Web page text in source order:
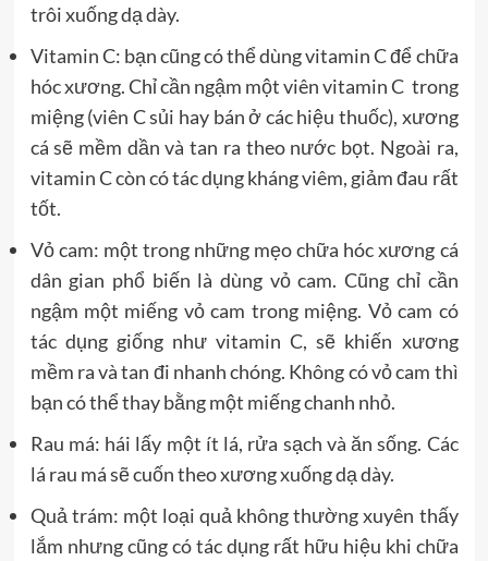
trôi xuống dạ dày.
Vitamin C: bạn cũng có thể dùng vitamin C để chữa
hóc xương. Chỉ cần ngậm một viên vitamin C trong
miệng (viên C sủi hay bán ở các hiệu thuốc), xương
cá sẽ mềm dần và tan ra theo nước bọt. Ngoài ra,
vitamin C còn có tác dụng kháng viêm, giảm đau rất
tốt.
Vỏ cam: một trong những mẹo chữa hóc xương cá
dân gian phổ biến là dùng vỏ cam. Cũng chỉ cần
ngậm một miếng vỏ cam trong miệng. Vỏ cam có
tác dụng giống như vitamin C, sẽ khiến xương
mềm ra và tan đi nhanh chóng. Không có vỏ cam thì
bạn có thể thay bằng một miếng chanh nhỏ.
Rau má: hái lấy một ít lá, rửa sạch và ăn sống. Các
lá rau má sẽ cuốn theo xương xuống dạ dày.
Quả trám: một loại quả không thường xuyên thấy
lắm nhưng cũng có tác dụng rất hữu hiệu khi chữa